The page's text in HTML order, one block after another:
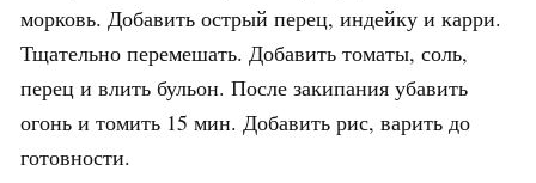
морковь. Добавить острый перец, индейку и карри.
Тщательно перемешать. Добавить томаты, соль,
перец и влить бульон. После закипания убавить
огонь и томить 15 мин. Добавить рис, варить до
готовности.